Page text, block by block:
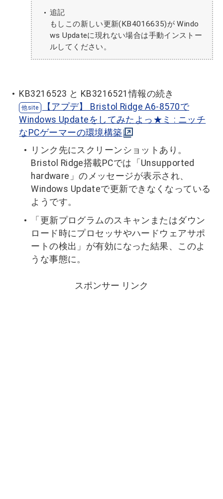
追記
もしこの新しい更新(KB4016635)が Windo
ws Updateに現れない場合は手動インストー
ルしてください。
KB3216523 と KB3216521情報の続き
【アプデ】 Bristol Ridge A6-8570で
Windows Updateをしてみたよっ★ミ : ニッチ
なPCゲーマーの環境構築
リンク先にスクリーンショットあり。
Bristol Ridge搭載PCでは「Unsupported
hardware」のメッセージが表示され、
Windows Updateで更新できなくなっている
ようです。
「更新プログラムのスキャンまたはダウン
ロード時にプロセッサやハードウェアサポ
ートの検出」が有効になった結果、このよ
うな事態に。
スポンサー リンク